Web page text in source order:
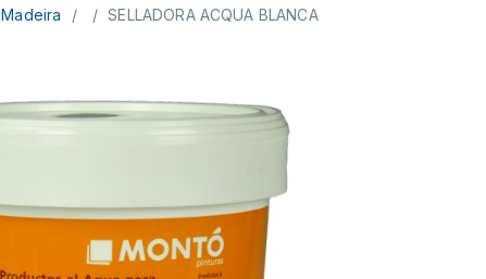
Madeira / / SELLADORA ACQUA BLANCA